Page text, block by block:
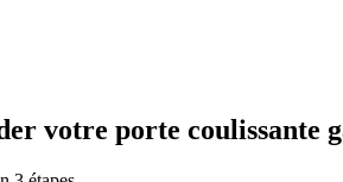
votre porte coulissante